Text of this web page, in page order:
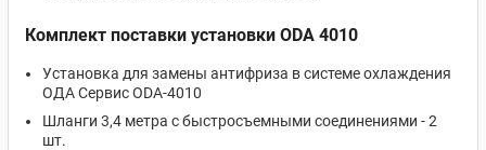
Комплект поставки установки ODA 4010
Установка для замены антифриза в системе охлаждения
ОДА Сервис ODA-4010
Шланги 3,4 метра с быстросъемными соединениями - 2
шт.